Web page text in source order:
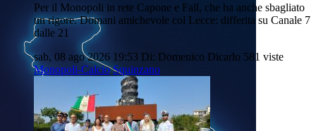
Per il Monopoli in rete Capone e Fall, che ha anche sbagliato
un rigore. Domani amichevole col Lecce: differita su Canale 7
dalle 21
sab, 08 ago 2026 19:53 Di: Domenico Dicarlo 581 viste
Monopoli-Calcio Squinzano